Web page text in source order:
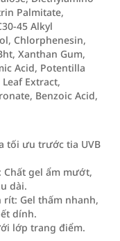
Palmitate,
45 Alkyl
Chlorphenesin,
Xanthan Gum,
Acid, Potentilla
Extract,
Benzoic Acid,
tối ưu trước tia UVB
Chất gel ẩm mướt,
dài.
Gel thấm nhanh,
dính.
lớp trang điểm.